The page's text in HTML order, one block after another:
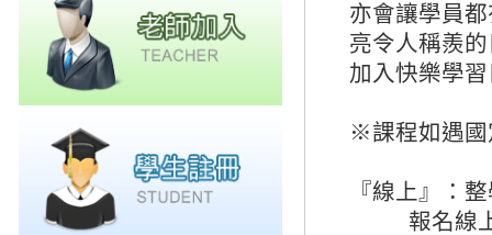
亦會讓學員
亮令人稱羨
加入快樂學
※課程如遇
『線上』：
報名線上